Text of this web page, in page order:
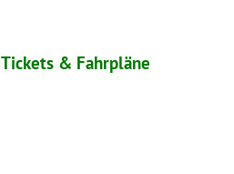
Tickets & Fahrpläne